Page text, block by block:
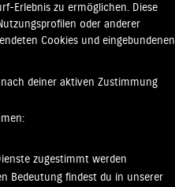
Erlebnis zu ermöglichen. Diese
oder anderer
Cookies und eingebundenen
deiner aktiven Zustimmung
zugestimmt werden
Bedeutung findest du in unserer